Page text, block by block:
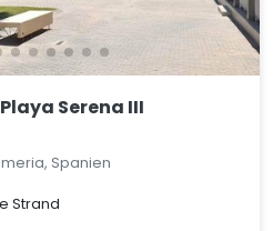
Serena III
Spanien
Strand